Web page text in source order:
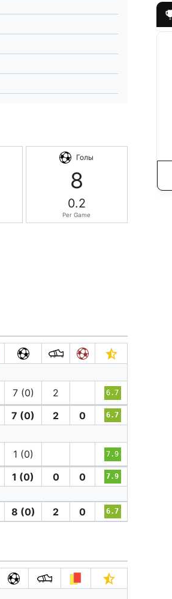
Голы
8
0.2
Per Game
7 (0) 2 6.7
7 (0) 2 0 6.7
1 (0) 7.9
1 (0) 0 0 7.9
8 (0) 2 0 6.7